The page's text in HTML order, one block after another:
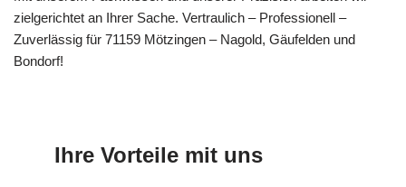
zielgerichtet an Ihrer Sache. Vertraulich – Professionell –
Zuverlässig für 71159 Mötzingen – Nagold, Gäufelden und
Bondorf!
Ihre Vorteile mit uns